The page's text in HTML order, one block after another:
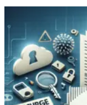
ha
risolto
il
bug
che